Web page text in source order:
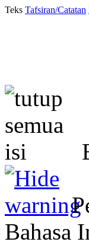
Teks Tafsiran/Catatan
Bahasa